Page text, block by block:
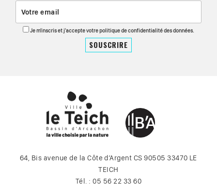
Je m'inscris et j'accepte votre politique de confidentialité des données.
64, Bis avenue de la Côte d’Argent CS 90505 33470 LE
TEICH
Tél. : 05 56 22 33 60